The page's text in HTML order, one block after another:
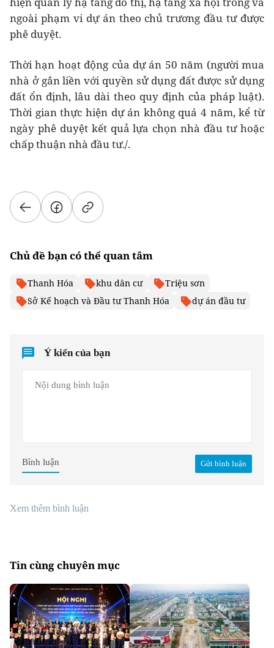
ngoài phạm vi dự án theo chủ trương đầu tư được
phê duyệt.
Thời hạn hoạt động của dự án 50 năm (người mua
nhà ở gắn liền với quyền sử dụng đất được sử dụng
đất ổn định, lâu dài theo quy định của pháp luật).
Thời gian thực hiện dự án không quá 4 năm, kể từ
ngày phê duyệt kết quả lựa chọn nhà đầu tư hoặc
chấp thuận nhà đầu tư./.
Chủ đề bạn có thể quan tâm
Thanh Hóa khu dân cư
Triệu sơn
Sở Kế hoạch và Đầu tư Thanh Hóa
dự án đầu tư
Ý kiến của bạn
Gửi bình luận
Bình luận
Xem thêm bình luận
Tin cùng chuyên mục